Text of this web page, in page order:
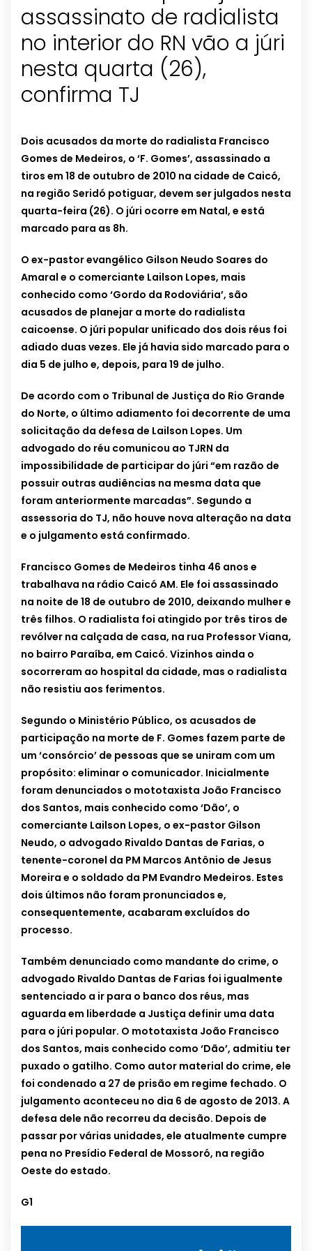
assassinato de radialista
no interior do RN vão a júri
nesta quarta (26),
confirma TJ
Dois acusados da morte do radialista Francisco
Gomes de Medeiros, o ‘F. Gomes’, assassinado a
tiros em 18 de outubro de 2010 na cidade de Caicó,
na região Seridó potiguar, devem ser julgados nesta
quarta-feira (26). O júri ocorre em Natal, e está
marcado para as 8h.
O ex-pastor evangélico Gilson Neudo Soares do
Amaral e o comerciante Lailson Lopes, mais
conhecido como ‘Gordo da Rodoviária’, são
acusados de planejar a morte do radialista
caicoense. O júri popular unificado dos dois réus foi
adiado duas vezes. Ele já havia sido marcado para o
dia 5 de julho e, depois, para 19 de julho.
De acordo com o Tribunal de Justiça do Rio Grande
do Norte, o último adiamento foi decorrente de uma
solicitação da defesa de Lailson Lopes. Um
advogado do réu comunicou ao TJRN da
impossibilidade de participar do júri “em razão de
possuir outras audiências na mesma data que
foram anteriormente marcadas”. Segundo a
assessoria do TJ, não houve nova alteração na data
e o julgamento está confirmado.
Francisco Gomes de Medeiros tinha 46 anos e
trabalhava na rádio Caicó AM. Ele foi assassinado
na noite de 18 de outubro de 2010, deixando mulher e
três filhos. O radialista foi atingido por três tiros de
revólver na calçada de casa, na rua Professor Viana,
no bairro Paraíba, em Caicó. Vizinhos ainda o
socorreram ao hospital da cidade, mas o radialista
não resistiu aos ferimentos.
Segundo o Ministério Público, os acusados de
participação na morte de F. Gomes fazem parte de
um ‘consórcio’ de pessoas que se uniram com um
propósito: eliminar o comunicador. Inicialmente
foram denunciados o mototaxista João Francisco
dos Santos, mais conhecido como ‘Dão’, o
comerciante Lailson Lopes, o ex-pastor Gilson
Neudo, o advogado Rivaldo Dantas de Farias, o
tenente-coronel da PM Marcos Antônio de Jesus
Moreira e o soldado da PM Evandro Medeiros. Estes
dois últimos não foram pronunciados e,
consequentemente, acabaram excluídos do
processo.
Também denunciado como mandante do crime, o
advogado Rivaldo Dantas de Farias foi igualmente
sentenciado a ir para o banco dos réus, mas
aguarda em liberdade a Justiça definir uma data
para o júri popular. O mototaxista João Francisco
dos Santos, mais conhecido como ‘Dão’, admitiu ter
puxado o gatilho. Como autor material do crime, ele
foi condenado a 27 de prisão em regime fechado. O
julgamento aconteceu no dia 6 de agosto de 2013. A
defesa dele não recorreu da decisão. Depois de
passar por várias unidades, ele atualmente cumpre
pena no Presídio Federal de Mossoró, na região
Oeste do estado.
G1